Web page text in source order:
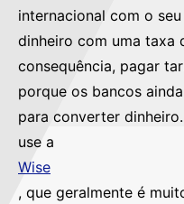
internacional com o
dinheiro com uma taxa
consequência, pagar
porque os bancos
para converter
use a
Wise
, que geralmente é